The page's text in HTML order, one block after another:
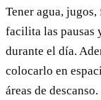
Tener agua,
facilita las pausas
durante el día.
colocarlo en
áreas de descanso.